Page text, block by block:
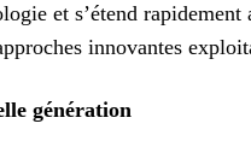
et s’étend
innovantes
génération